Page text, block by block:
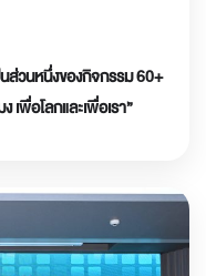
ส่วนหนึ่งของกิจกรรม 60+
พื่อโลกและเพื่อเรา”